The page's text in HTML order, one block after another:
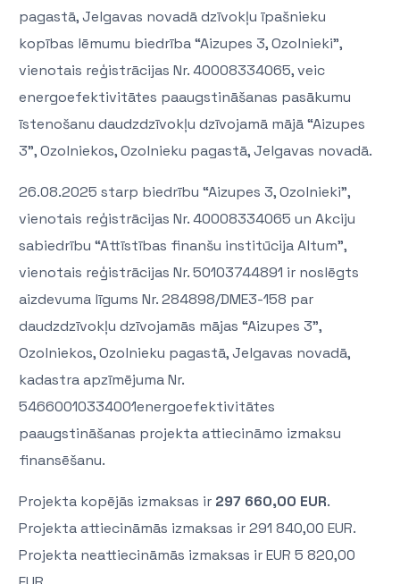
pagastā, Jelgavas novadā dzīvokļu īpašnieku
kopības lēmumu biedrība “Aizupes 3, Ozolnieki”,
vienotais reģistrācijas Nr. 40008334065, veic
energoefektivitātes paaugstināšanas pasākumu
īstenošanu daudzdzīvokļu dzīvojamā mājā “Aizupes
3”, Ozolniekos, Ozolnieku pagastā, Jelgavas novadā.
26.08.2025 starp biedrību “Aizupes 3, Ozolnieki”,
vienotais reģistrācijas Nr. 40008334065 un Akciju
sabiedrību “Attīstības finanšu institūcija Altum”,
vienotais reģistrācijas Nr. 50103744891 ir noslēgts
aizdevuma līgums Nr. 284898/DME3-158 par
daudzdzīvokļu dzīvojamās mājas “Aizupes 3”,
Ozolniekos, Ozolnieku pagastā, Jelgavas novadā,
kadastra apzīmējuma Nr.
54660010334001energoefektivitātes
paaugstināšanas projekta attiecināmo izmaksu
finansēšanu.
Projekta kopējās izmaksas ir 297 660,00 EUR.
Projekta attiecināmās izmaksas ir 291 840,00 EUR.
Projekta neattiecināmās izmaksas ir EUR 5 820,00